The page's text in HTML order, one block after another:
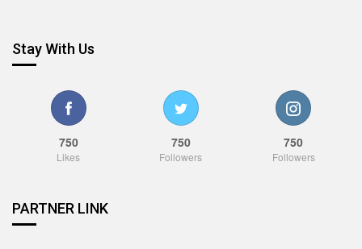
Stay With Us
750
Likes
750
Followers
750
Followers
PARTNER LINK